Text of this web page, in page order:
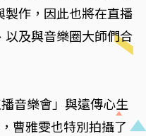
製作，因此也將在直播
以及與音樂圈大師們合
音樂會」與遠傳心生
曹雅雯也特別拍攝了